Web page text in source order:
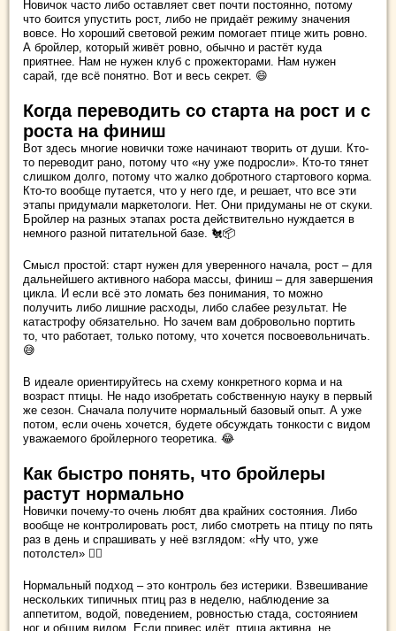
Новичок часто либо оставляет свет почти постоянно, потому
что боится упустить рост, либо не придаёт режиму значения
вовсе. Но хороший световой режим помогает птице жить ровно.
А бройлер, который живёт ровно, обычно и растёт куда
приятнее. Нам не нужен клуб с прожекторами. Нам нужен
сарай, где всё понятно. Вот и весь секрет. 😄
Когда переводить со старта на рост и с
роста на финиш
Вот здесь многие новички тоже начинают творить от души. Кто-
то переводит рано, потому что «ну уже подросли». Кто-то тянет
слишком долго, потому что жалко добротного стартового корма.
Кто-то вообще путается, что у него где, и решает, что все эти
этапы придумали маркетологи. Нет. Они придуманы не от скуки.
Бройлер на разных этапах роста действительно нуждается в
немного разной питательной базе. 🐔📦
Смысл простой: старт нужен для уверенного начала, рост – для
дальнейшего активного набора массы, финиш – для завершения
цикла. И если всё это ломать без понимания, то можно
получить либо лишние расходы, либо слабее результат. Не
катастрофу обязательно. Но зачем вам добровольно портить
то, что работает, только потому, что хочется посвоевольничать.
😅
В идеале ориентируйтесь на схему конкретного корма и на
возраст птицы. Не надо изобретать собственную науку в первый
же сезон. Сначала получите нормальный базовый опыт. А уже
потом, если очень хочется, будете обсуждать тонкости с видом
уважаемого бройлерного теоретика. 😂
Как быстро понять, что бройлеры
растут нормально
Новички почему-то очень любят два крайних состояния. Либо
вообще не контролировать рост, либо смотреть на птицу по пять
раз в день и спрашивать у неё взглядом: «Ну что, уже
потолстел» 🤦‍♀️
Нормальный подход – это контроль без истерики. Взвешивание
нескольких типичных птиц раз в неделю, наблюдение за
аппетитом, водой, поведением, ровностью стада, состоянием
ног и общим видом. Если привес идёт, птица активна, не